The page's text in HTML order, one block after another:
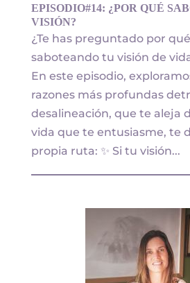
EPISODIO#14: ¿POR QUÉ
VISIÓN?
¿Te has preguntado por
saboteando tu visión de
En este episodio,
razones más profundas
desalineación, que te aleja
vida que te entusiasme, te
propia ruta: ✨ Si tu visión...